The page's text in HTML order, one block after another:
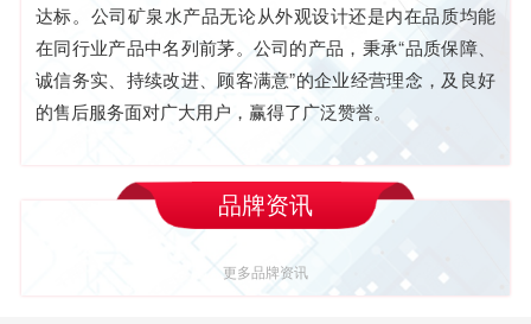
达标。公司矿泉水产品无论从外观设计还是内在品质均能
在同行业产品中名列前茅。公司的产品，秉承“品质保障、
诚信务实、持续改进、顾客满意”的企业经营理念，及良好
的售后服务面对广大用户，赢得了广泛赞誉。
品牌资讯
更多品牌资讯